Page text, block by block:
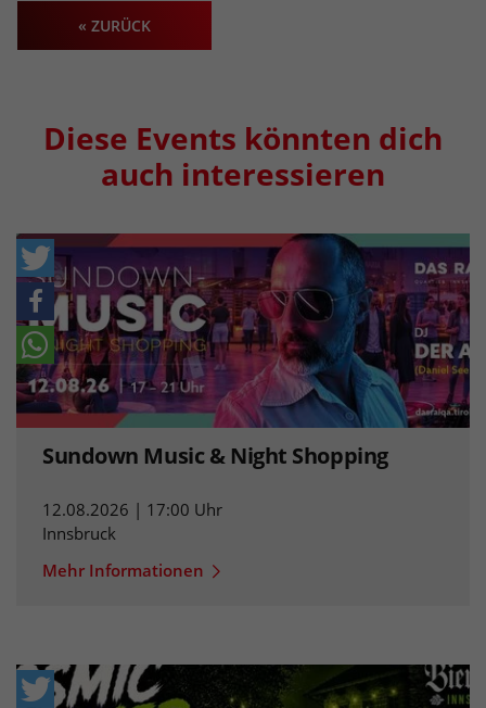
« ZURÜCK
Diese Events könnten dich
auch interessieren
Sundown Music & Night Shopping
12.08.2026 | 17:00 Uhr
Innsbruck
Mehr Informationen